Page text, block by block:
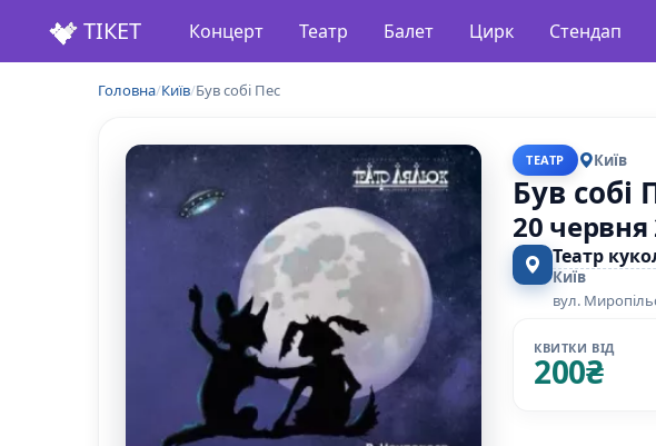
ТІКЕТ Концерт Театр Балет Цирк Стендап
Головна/Київ/Був собі Пес
ТЕАТР Київ
Був собі
20 червня
Театр
Київ
вул.
КВИТКИ ВІД
200₴